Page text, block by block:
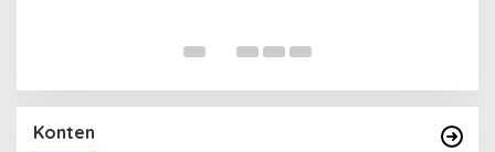
Konten